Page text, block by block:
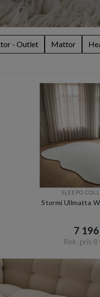
- Outlet Mattor
SLEEPO
Stormi Ullmatta
7
Rek. pris